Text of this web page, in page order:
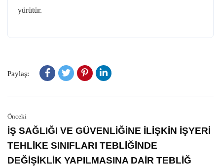
yürütür.
Paylaş:
Önceki
İŞ SAĞLIĞI VE GÜVENLİĞİNE İLİŞKİN İŞYERİ
TEHLİKE SINIFLARI TEBLİĞİNDE
DEĞİŞİKLİK YAPILMASINA DAİR TEBLİĞ